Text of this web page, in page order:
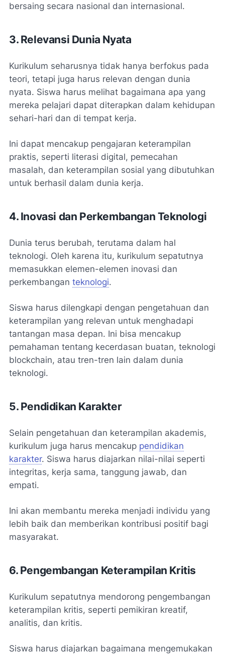
bersaing secara nasional dan internasional.
3. Relevansi Dunia Nyata
Kurikulum seharusnya tidak hanya berfokus pada
teori, tetapi juga harus relevan dengan dunia
nyata. Siswa harus melihat bagaimana apa yang
mereka pelajari dapat diterapkan dalam kehidupan
sehari-hari dan di tempat kerja.
Ini dapat mencakup pengajaran keterampilan
praktis, seperti literasi digital, pemecahan
masalah, dan keterampilan sosial yang dibutuhkan
untuk berhasil dalam dunia kerja.
4. Inovasi dan Perkembangan Teknologi
Dunia terus berubah, terutama dalam hal
teknologi. Oleh karena itu, kurikulum sepatutnya
memasukkan elemen-elemen inovasi dan
perkembangan teknologi.
Siswa harus dilengkapi dengan pengetahuan dan
keterampilan yang relevan untuk menghadapi
tantangan masa depan. Ini bisa mencakup
pemahaman tentang kecerdasan buatan, teknologi
blockchain, atau tren-tren lain dalam dunia
teknologi.
5. Pendidikan Karakter
Selain pengetahuan dan keterampilan akademis,
kurikulum juga harus mencakup pendidikan
karakter. Siswa harus diajarkan nilai-nilai seperti
integritas, kerja sama, tanggung jawab, dan
empati.
Ini akan membantu mereka menjadi individu yang
lebih baik dan memberikan kontribusi positif bagi
masyarakat.
6. Pengembangan Keterampilan Kritis
Kurikulum sepatutnya mendorong pengembangan
keterampilan kritis, seperti pemikiran kreatif,
analitis, dan kritis.
Siswa harus diajarkan bagaimana mengemukakan